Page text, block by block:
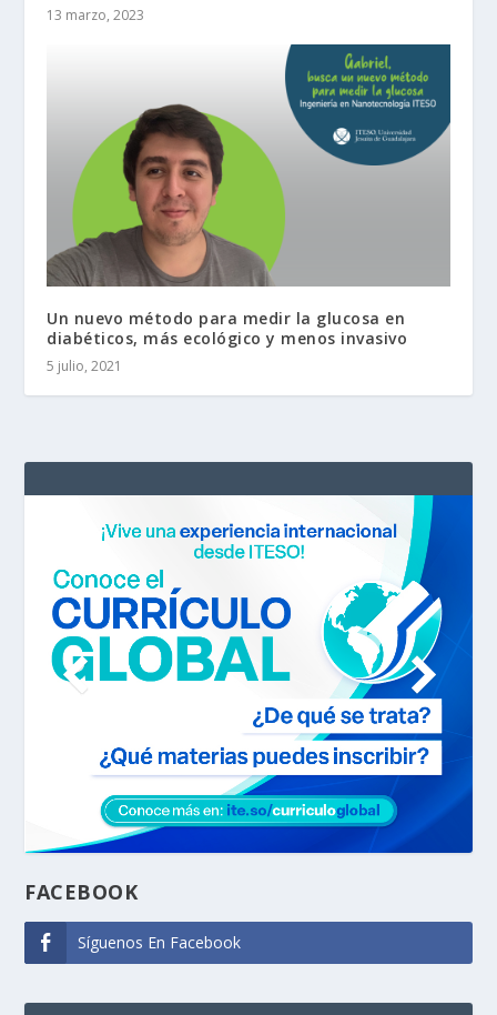
13 marzo, 2023
Un nuevo método para medir la glucosa en
diabéticos, más ecológico y menos invasivo
5 julio, 2021
FACEBOOK
Síguenos En Facebook